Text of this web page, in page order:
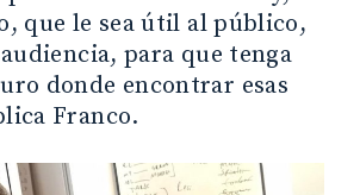
que le sea útil al público,
para que tenga
donde encontrar esas
Franco.